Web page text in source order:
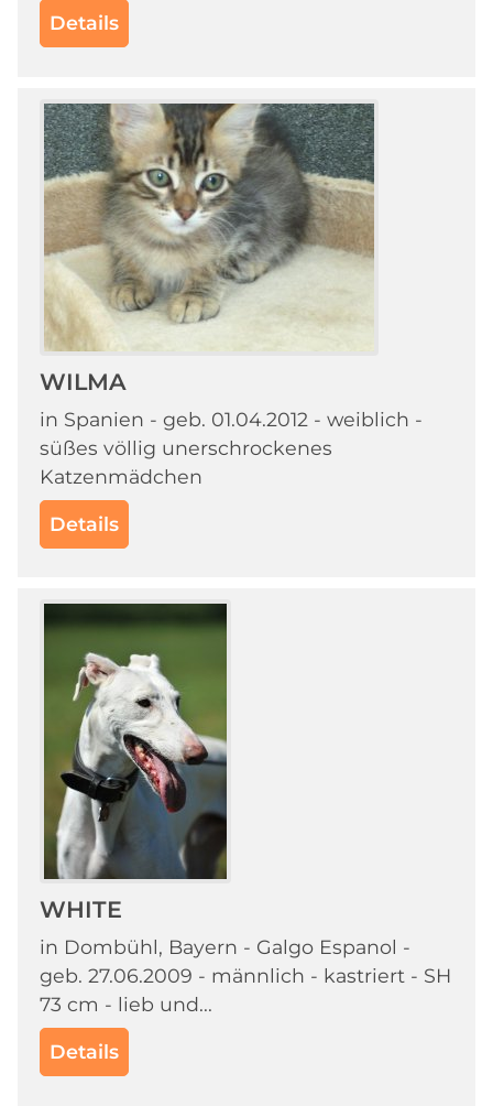
Details
WILMA
in Spanien - geb. 01.04.2012 - weiblich -
süßes völlig unerschrockenes
Katzenmädchen
Details
WHITE
in Dombühl, Bayern - Galgo Espanol -
geb. 27.06.2009 - männlich - kastriert - SH
73 cm - lieb und...
Details